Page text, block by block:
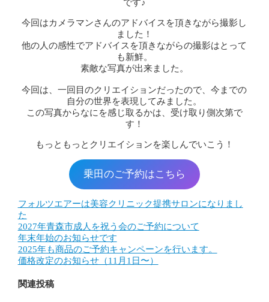
です♪
今回はカメラマンさんのアドバイスを頂きながら撮影し
ました！
他の人の感性でアドバイスを頂きながらの撮影はとって
も新鮮。
素敵な写真が出来ました。
今回は、一回目のクリエイションだったので、今までの
自分の世界を表現してみました。
この写真からなにを感じ取るかは、受け取り側次第で
す！
もっともっとクリエイションを楽しんでいこう！
乗田のご予約はこちら
フォルツエアーは美容クリニック提携サロンになりまし
た
2027年青森市成人を祝う会のご予約について
年末年始のお知らせです
2025年も商品のご予約キャンペーンを行います。
価格改定のお知らせ（11月1日〜）
関連投稿